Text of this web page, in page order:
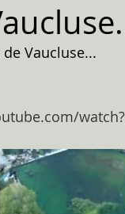
Vaucluse...